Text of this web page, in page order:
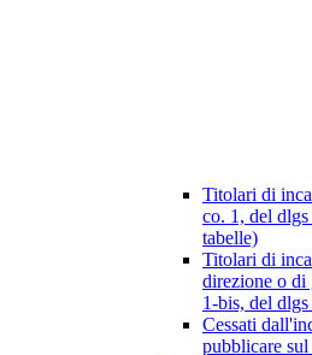
Titolari di
co. 1, del
tabelle)
Titolari di
direzione o di
1-bis, del
Cessati
pubblicare